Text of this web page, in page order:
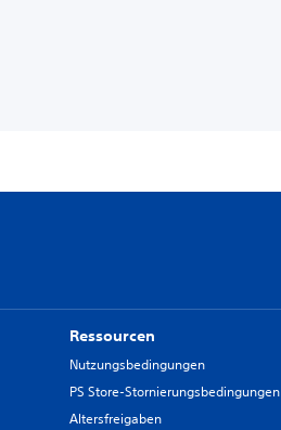
Ressourcen
Nutzungsbedingungen
PS Store-Stornierungsbedingungen
Altersfreigaben